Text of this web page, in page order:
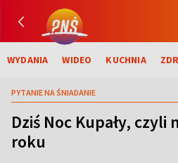
WYDANIA WIDEO KUCHNIA
PYTANIE NA ŚNIADANIE
Dziś Noc Kupały,
roku